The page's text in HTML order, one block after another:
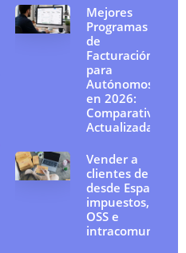
Mejores
Programas
de
Facturación
para
Autónomos
en 2026:
Comparativa
Actualizada
Vender a
clientes de la UE
desde España:
impuestos, IVA
OSS e
intracomunitario